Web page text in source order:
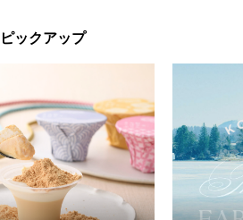
、戦後まで生き抜き「幸運艦」と呼ばれ
一利を演じる竹野内豊。先任伍長・早瀬
奥平大兼、田中麗奈、石丸幹二、益岡徹
して戦艦大和と運命を共にした帝国海軍・
一を中井貴一が圧倒的な存在感で演じ切
れる現代。本作は「同じ過ちを繰り返す
ピックアップ